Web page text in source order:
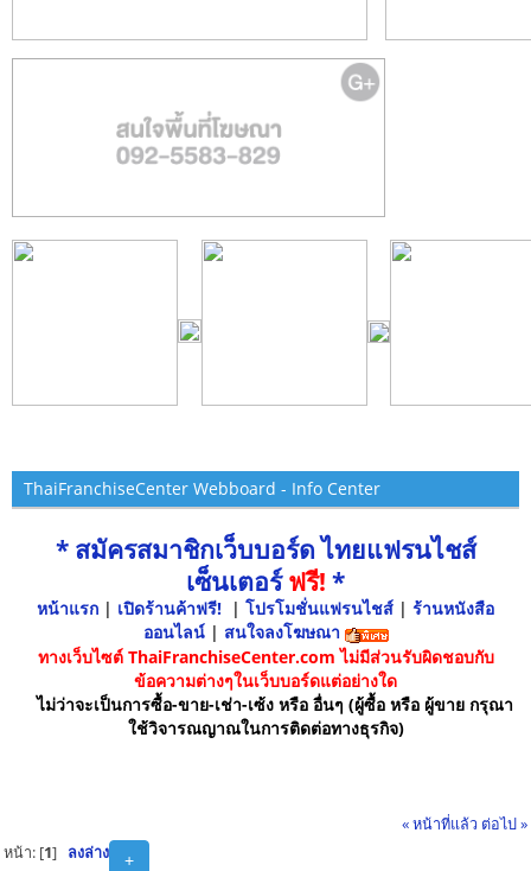
ThaiFranchiseCenter Webboard - Info Center
* สมัครสมาชิกเว็บบอร์ด ไทยแฟรนไชส์
เซ็นเตอร์ฟรี! *
หน้าแรก | เปิดร้านค้าฟรี! | โปรโมชั่นแฟรนไชส์ | ร้านหนังสือ
ออนไลน์ | สนใจลงโฆษณา
ทางเว็บไซต์ ThaiFranchiseCenter.com ไม่มีส่วนรับผิดชอบกับ
ข้อความต่างๆในเว็บบอร์ดแต่อย่างใด
ไม่ว่าจะเป็นการซื้อ-ขาย-เช่า-เซ้ง หรือ อื่นๆ (ผู้ซื้อ หรือ ผู้ขาย กรุณา
ใช้วิจารณญาณในการติดต่อทางธุรกิจ)
« หน้าที่แล้ว ต่อไป »
+
หน้า: [1] ลงล่าง